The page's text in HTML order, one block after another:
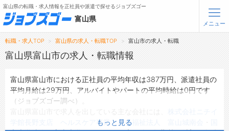
無料会員登録
メニュー
トップ
富山県の転職・求人情報を正社員や派遣で探せるジョブズゴー
富山県
メニュー
転職・求人TOP 富山県の求人・転職TOP 富山市の求人・転職
富山県富山市の求人・転職情報
富山県富山市における正社員の平均年収は387万円、派遣社員の
平均月給は29万円、アルバイトやパートの平均時給は0円です
（ジョブズゴー調べ）。
学館長野支店 ヘルスケア事業 ・ 社会福祉法人 富山城南会
もっと見る